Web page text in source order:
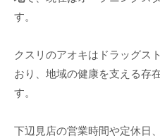
す。
クスリのアオキはドラッグス
おり、地域の健康を支える存
す。
下辺見店の営業時間や定休日